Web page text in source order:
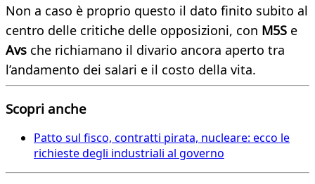
Non a caso è proprio questo il dato finito subito al
centro delle critiche delle opposizioni, con M5S e
Avs che richiamano il divario ancora aperto tra
l’andamento dei salari e il costo della vita.
Scopri anche
Patto sul fisco, contratti pirata, nucleare: ecco le
richieste degli industriali al governo